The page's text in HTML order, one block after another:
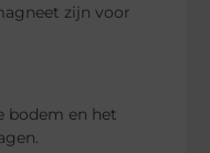
zijn voor
bodem en het